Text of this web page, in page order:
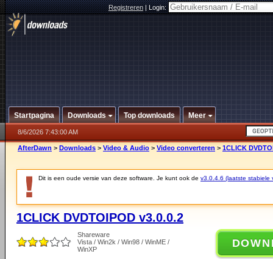
Registreren|Login:
Startpagina Downloads Top downloads Meer
8/6/2026 7:43:00 AM
AfterDawn > Downloads > Video & Audio > Video converteren > 1CLICK
Dit is een oude versie van deze software. Je kunt ook de v3.0.4.6 (laatste stabiele
1CLICK DVDTOIPOD v3.0.0.2
Shareware
Vista / Win2k / Win98 / WinME /
WinXP